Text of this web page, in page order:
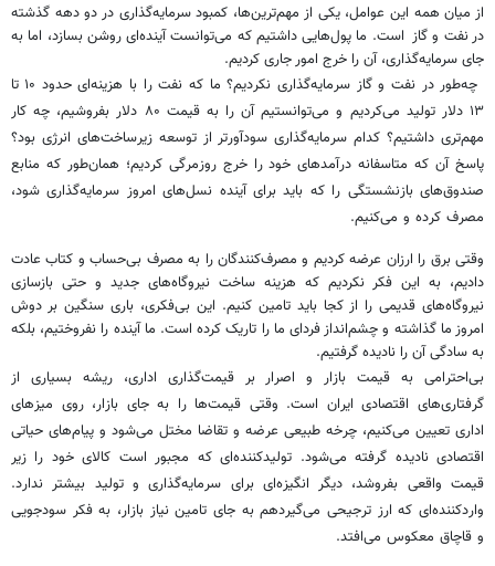
از میان همه‌ این عوامل، یکی از مهم‌ترین‌ها، کمبود سرمایه‌گذاری در دو دهه‌ گذشته
در نفت و گاز است. ما پول‌هایی داشتیم که می‌توانست آینده‌ای روشن بسازد، اما به
جای سرمایه‌گذاری، آن را خرج امور جاری کردیم.
چه‌طور در نفت و گاز سرمایه‌گذاری نکردیم؟ ما که نفت را با هزینه‌ای حدود ۱۰ تا
۱۳ دلار تولید می‌کردیم و می‌توانستیم آن را به قیمت ۸۰ دلار بفروشیم، چه کار
مهم‌تری داشتیم؟ کدام سرمایه‌گذاری سودآورتر از توسعه‌ زیرساخت‌های انرژی بود؟
پاسخ آن که متاسفانه درآمدهای خود را خرج روزمرگی کردیم؛ همان‌طور که منابع
صندوق‌های بازنشستگی را که باید برای آینده‌ نسل‌های امروز سرمایه‌گذاری شود،
مصرف کرده و می‌کنیم.
وقتی برق را ارزان عرضه کردیم و مصرف‌کنندگان را به مصرف بی‌حساب و کتاب عادت
دادیم، به این فکر نکردیم که هزینه‌ ساخت نیروگاه‌های جدید و حتی بازسازی
نیروگاه‌های قدیمی را از کجا باید تامین کنیم. این بی‌فکری، باری سنگین بر دوش
امروز ما گذاشته و چشم‌انداز فردای ما را تاریک کرده است. ما آینده را نفروختیم، بلکه
به سادگی آن را نادیده گرفتیم.
بی‌احترامی به قیمت بازار و اصرار بر قیمت‌گذاری اداری، ریشه بسیاری از
گرفتاری‌های اقتصادی ایران است. وقتی قیمت‌ها را به جای بازار، روی میزهای
اداری تعیین می‌کنیم، چرخه‌ طبیعی عرضه و تقاضا مختل می‌شود و پیام‌های حیاتی
اقتصادی نادیده گرفته می‌شود. تولیدکننده‌ای که مجبور است کالای خود را زیر
قیمت واقعی بفروشد، دیگر انگیزه‌ای برای سرمایه‌گذاری و تولید بیشتر ندارد.
واردکننده‌ای که ارز ترجیحی می‌گیردهم به جای تامین نیاز بازار، به فکر سودجویی
و قاچاق معکوس می‌افتد.